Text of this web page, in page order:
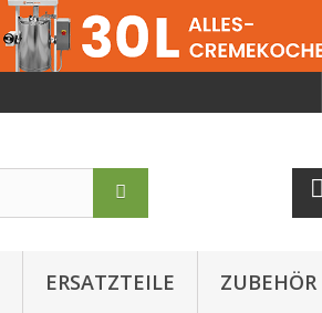
ERSATZTEILE ZUBEHÖR